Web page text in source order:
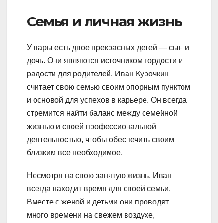
Семья и личная жизнь
У пары есть двое прекрасных детей — сын и
дочь. Они являются источником гордости и
радости для родителей. Иван Курочкин
считает свою семью своим опорным пунктом
и основой для успехов в карьере. Он всегда
стремится найти баланс между семейной
жизнью и своей профессиональной
деятельностью, чтобы обеспечить своим
близким все необходимое.
Несмотря на свою занятую жизнь, Иван
всегда находит время для своей семьи.
Вместе с женой и детьми они проводят
много времени на свежем воздухе,